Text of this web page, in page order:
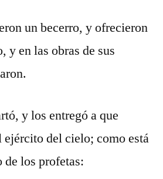
un becerro, y ofrecieron
y en las obras de sus
y los entregó a que
del cielo; como está
los profetas: